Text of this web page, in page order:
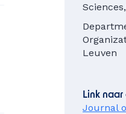
Leuven
Link
Journal